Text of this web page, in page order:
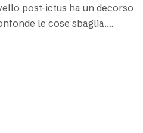
post-ictus ha un decorso
le cose sbaglia.
per il grave piede equino.
Ma da cinque anni